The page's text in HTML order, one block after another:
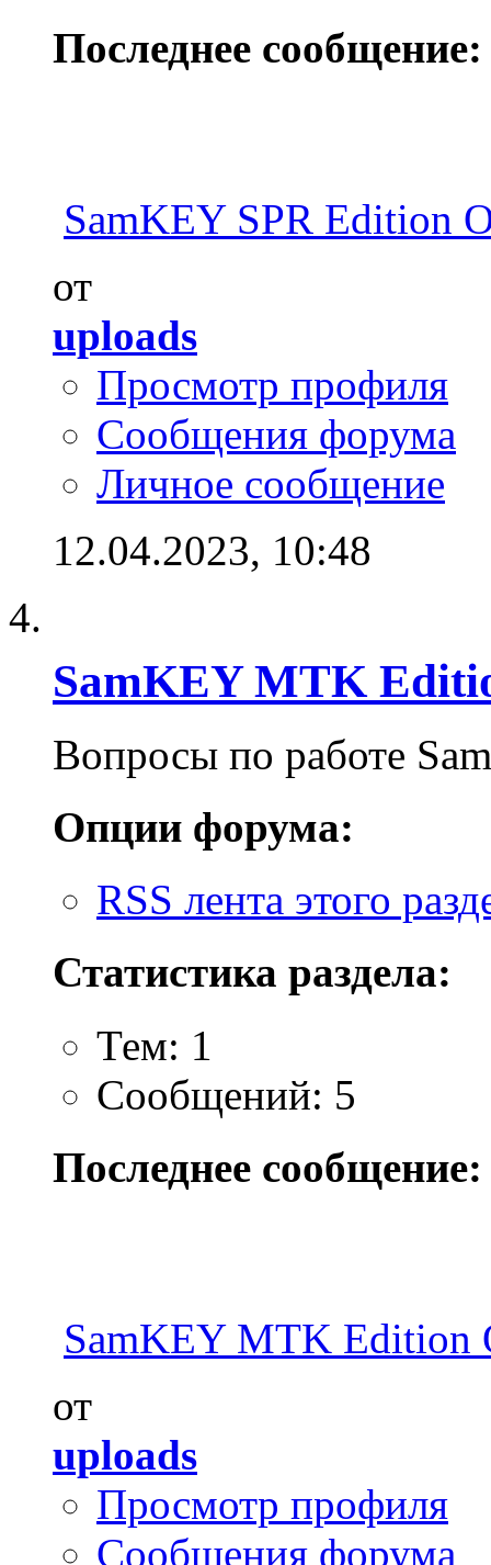
Последнее сообщение:
SamKEY SPR Edition
от
uploads
Просмотр профиля
Сообщения форума
Личное сообщение
12.04.2023, 10:48
SamKEY MTK
Вопросы по работе
Опции форума:
RSS лента этого
Статистика раздела:
Тем: 1
Сообщений: 5
Последнее сообщение:
SamKEY MTK Edition
от
uploads
Просмотр профиля
Сообщения форума